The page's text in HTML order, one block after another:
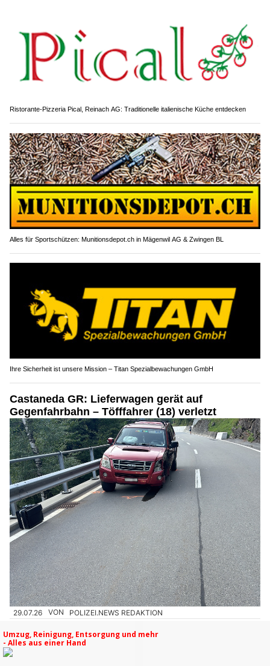
Ristorante-Pizzeria Pical, Reinach AG: Traditionelle italienische Küche entdecken
Alles für Sportschützen: Munitionsdepot.ch in Mägenwil AG & Zwingen BL
Ihre Sicherheit ist unsere Mission – Titan Spezialbewachungen GmbH
Castaneda GR: Lieferwagen gerät auf
Gegenfahrbahn – Töfffahrer (18) verletzt
29.07.26 VON POLIZEI.NEWS REDAKTION
einemVerkehrsunfall mit drei beteiligten Fahrzeugen
gekommen.